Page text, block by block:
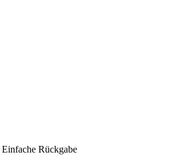
Einfache Rückgabe